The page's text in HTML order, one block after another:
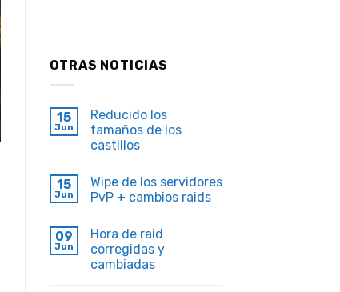
OTRAS NOTICIAS
15
Jun
Reducido los
tamaños de los
castillos
15
Jun
Wipe de los servidores
PvP + cambios raids
09
Jun
Hora de raid
corregidas y
cambiadas